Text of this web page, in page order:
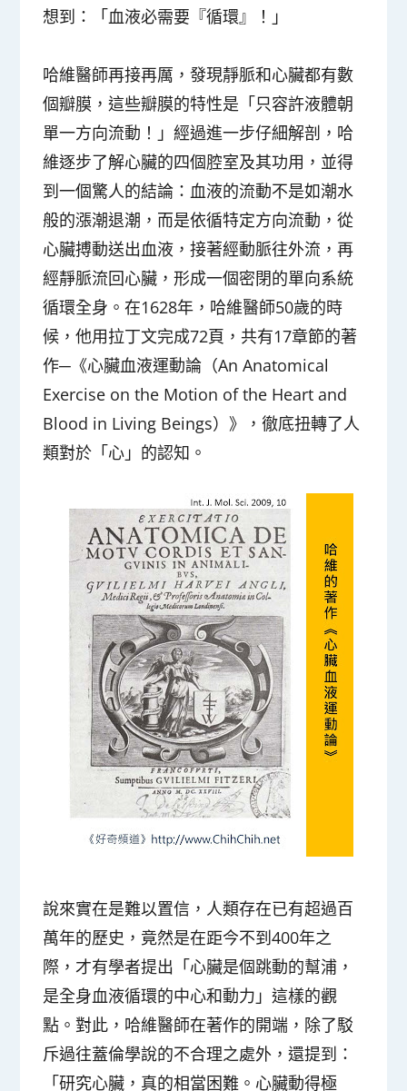
想到：「血液必需要『循環』！ 」
哈維醫師再接再厲，發現靜脈和心臟都有數
個瓣膜，這些瓣膜的特性是「只容許液體朝
單一方向流動！ 」經過進一步仔細解剖，哈
維逐步了解心臟的四個腔室及其功用，並得
到一個驚人的結論：血液的流動不是如潮水
般的漲潮退潮，而是依循特定方向流動，從
心臟搏動送出血液，接著經動脈往外流，再
經靜脈流回心臟，形成一個密閉的單向系統
循環全身。在1628年，哈維醫師50歲的時
候，他用拉丁文完成72頁，共有17章節的著
作─《心臟血液運動論（An Anatomical
Exercise on the Motion of the Heart and
Blood in Living Beings）》，徹底扭轉了人
類對於「心」的認知。
說來實在是難以置信， 人類存在已有超過百
萬年的歷史，竟然是在距今不到400年之
際，才有學者提出「心臟是個跳動的幫浦，
是全身血液循環的中心和動力」這樣的觀
點 。對此，哈維醫師在著作的開端，除了駁
斥過往蓋倫學說的不合理之處外，還提到：
「研究心臟，真的相當困難。心臟動得極